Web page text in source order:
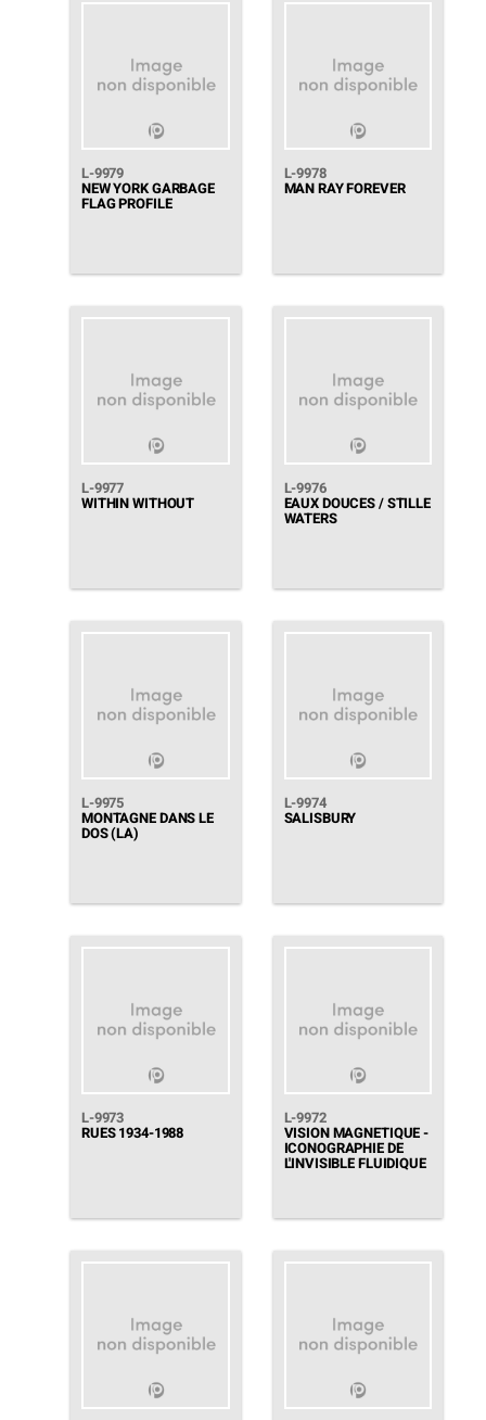
L-9979
NEW YORK GARBAGE
FLAG PROFILE
L-9978
MAN RAY FOREVER
L-9977
WITHIN WITHOUT
L-9976
EAUX DOUCES / STILLE
WATERS
L-9975
MONTAGNE DANS LE
DOS (LA)
L-9974
SALISBURY
L-9973
RUES 1934-1988
L-9972
VISION MAGNETIQUE -
ICONOGRAPHIE DE
L'INVISIBLE FLUIDIQUE